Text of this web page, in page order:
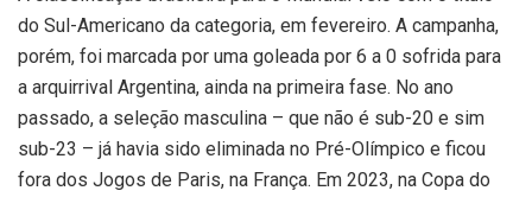
do Sul-Americano da categoria, em fevereiro. A campanha,
porém, foi marcada por uma goleada por 6 a 0 sofrida para
a arquirrival Argentina, ainda na primeira fase. No ano
passado, a seleção masculina – que não é sub-20 e sim
sub-23 – já havia sido eliminada no Pré-Olímpico e ficou
fora dos Jogos de Paris, na França. Em 2023, na Copa do